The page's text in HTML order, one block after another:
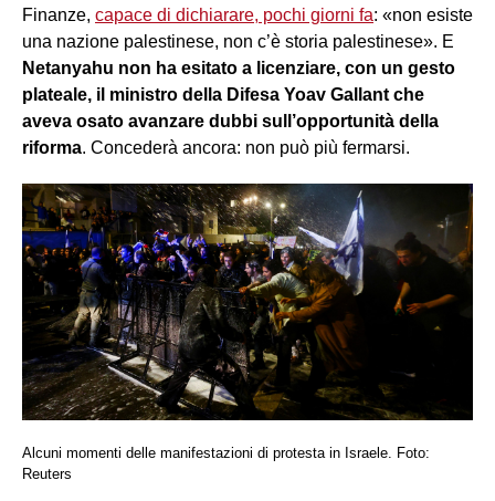
Finanze, capace di dichiarare, pochi giorni fa: «non esiste
una nazione palestinese, non c’è storia palestinese». E
Netanyahu non ha esitato a licenziare, con un gesto
plateale, il ministro della Difesa Yoav Gallant che
aveva osato avanzare dubbi sull’opportunità della
riforma. Concederà ancora: non può più fermarsi.
Alcuni momenti delle manifestazioni di protesta in Israele. Foto:
Reuters